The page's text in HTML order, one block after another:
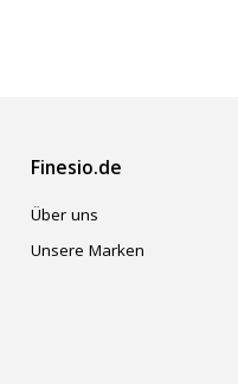
Finesio.de
Über uns
Unsere Marken